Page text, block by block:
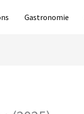
Gastronomie